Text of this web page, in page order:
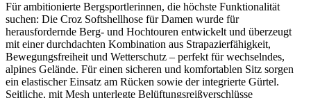
Für ambitionierte Bergsportlerinnen, die höchste Funktionalität
suchen: Die Croz Softshellhose für Damen wurde für
herausfordernde Berg- und Hochtouren entwickelt und überzeugt
mit einer durchdachten Kombination aus Strapazierfähigkeit,
Bewegungsfreiheit und Wetterschutz – perfekt für wechselndes,
alpines Gelände. Für einen sicheren und komfortablen Sitz sorgen
ein elastischer Einsatz am Rücken sowie der integrierte Gürtel.
Seitliche, mit Mesh unterlegte Belüftungsreißverschlüsse